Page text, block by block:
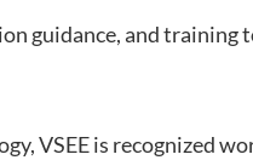
guidance, and training
VSEE is recognized